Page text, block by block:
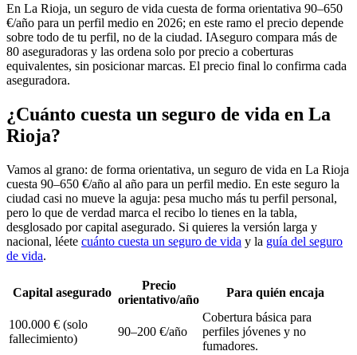
En La Rioja, un seguro de vida cuesta de forma orientativa 90–650
€/año para un perfil medio en 2026; en este ramo el precio depende
sobre todo de tu perfil, no de la ciudad. IAseguro compara más de
80 aseguradoras y las ordena solo por precio a coberturas
equivalentes, sin posicionar marcas. El precio final lo confirma cada
aseguradora.
¿Cuánto cuesta un seguro de vida en La
Rioja?
Vamos al grano: de forma orientativa, un seguro de vida en La Rioja
cuesta 90–650 €/año al año para un perfil medio. En este seguro la
ciudad casi no mueve la aguja: pesa mucho más tu perfil personal,
pero lo que de verdad marca el recibo lo tienes en la tabla,
desglosado por capital asegurado. Si quieres la versión larga y
nacional, léete cuánto cuesta un seguro de vida y la guía del seguro
de vida.
Capital asegurado
Precio
orientativo/año
Para quién encaja
100.000 € (solo
fallecimiento)
90–200 €/año
Cobertura básica para
perfiles jóvenes y no
fumadores.